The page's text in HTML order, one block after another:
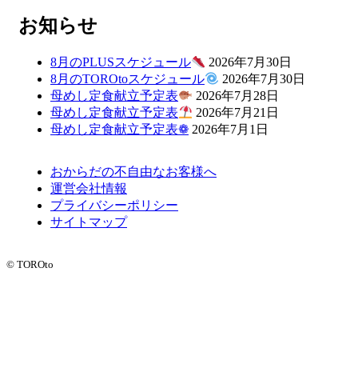
お知らせ
8月のPLUSスケジュール
2026年7月30日
8月のTOROtoスケジュール
2026年7月30日
母めし定食献立予定表
2026年7月28日
母めし定食献立予定表
2026年7月21日
母めし定食献立予定表❁ 2026年7月1日
おからだの不自由なお客様へ
運営会社情報
プライバシーポリシー
サイトマップ
© TOROto